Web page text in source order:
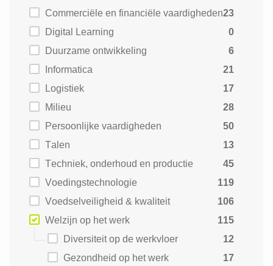
Commerciële en financiële vaardigheden23
Digital Learning
0
Duurzame ontwikkeling
6
Informatica
21
Logistiek
17
Milieu
28
Persoonlijke vaardigheden
50
Talen
13
Techniek, onderhoud en productie
45
Voedingstechnologie
119
Voedselveiligheid & kwaliteit
106
Welzijn op het werk
115
Diversiteit op de werkvloer
12
Gezondheid op het werk
17